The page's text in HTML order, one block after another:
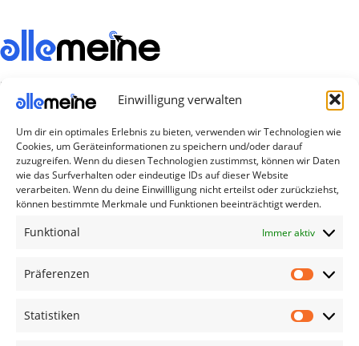
Einwilligung verwalten
Um dir ein optimales Erlebnis zu bieten, verwenden wir Technologien wie
Cookies, um Geräteinformationen zu speichern und/oder darauf
zuzugreifen. Wenn du diesen Technologien zustimmst, können wir Daten
wie das Surfverhalten oder eindeutige IDs auf dieser Website
verarbeiten. Wenn du deine Einwillligung nicht erteilst oder zurückziehst,
können bestimmte Merkmale und Funktionen beeinträchtigt werden.
Funktional Immer aktiv
Präferenzen
Statistiken
Die Produkte, die Sie wünschen, aber nicht
erreichen können, sind gleichzeitig mit der
Abonnieren Sie uns
Kategorien
TV Zubehör
Airpod Zubehör